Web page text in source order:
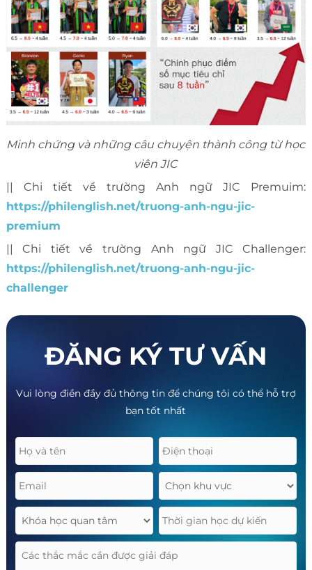
Minh chứng và những câu chuyện thành công từ học
viên JIC
|| Chi tiết về trường Anh ngữ JIC Premuim:
https://philenglish.net/truong-anh-ngu-jic-
premium
|| Chi tiết về trường Anh ngữ JIC Challenger:
https://philenglish.net/truong-anh-ngu-jic-
challenger
ĐĂNG KÝ TƯ VẤN
Vui lòng điền đầy đủ thông tin để chúng tôi có thể hỗ trợ
bạn tốt nhất